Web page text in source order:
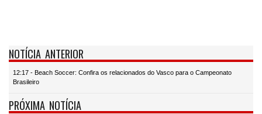
NOTÍCIA ANTERIOR
12:17 - Beach Soccer: Confira os relacionados do Vasco para o Campeonato
Brasileiro
PRÓXIMA NOTÍCIA